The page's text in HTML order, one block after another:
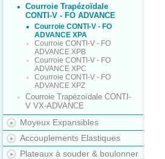
Courroie Trapézoïdale
CONTI-V - FO ADVANCE
Courroie CONTI-V - FO
ADVANCE XPA
Courroie CONTI-V - FO
ADVANCE XPB
Courroie CONTI-V - FO
ADVANCE XPC
Courroie CONTI-V - FO
ADVANCE XPZ
Courroie Trapézoïdale CONTI-
V VX-ADVANCE
Moyeux Expansibles
Accouplements Elastiques
Plateaux à souder & boulonner